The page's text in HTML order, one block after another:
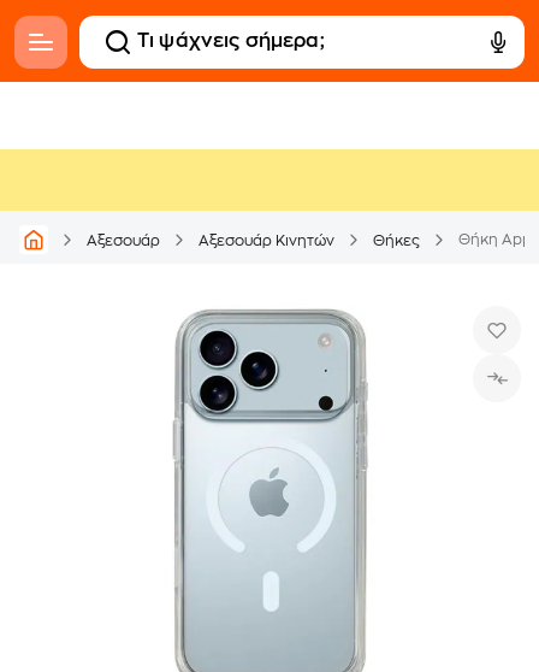
Αξεσουάρ Αξεσουάρ Κινητών Θήκες Θήκη